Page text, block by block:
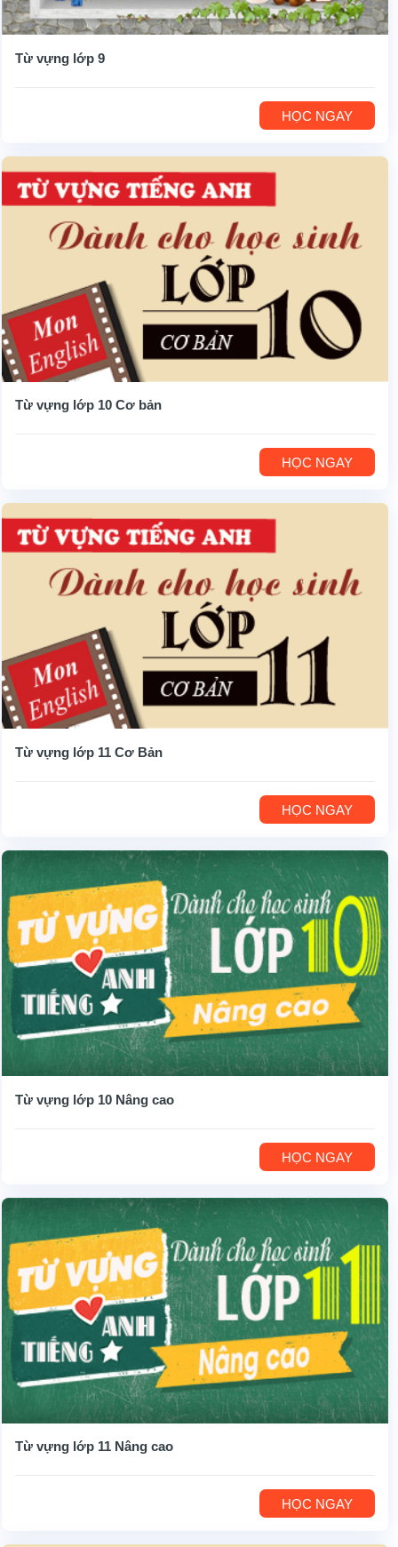
Từ vựng lớp 9
HỌC NGAY
Từ vựng lớp 10 Cơ bản
HỌC NGAY
Từ vựng lớp 11 Cơ Bản
HỌC NGAY
Từ vựng lớp 10 Nâng cao
HỌC NGAY
Từ vựng lớp 11 Nâng cao
HỌC NGAY